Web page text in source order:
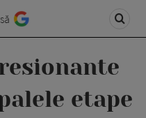
etape